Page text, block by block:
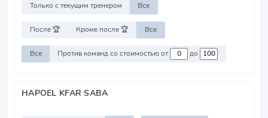
Только с текущим тренером Все
После 🏆 Кроме после 🏆 Все
Все Против команд со стоимостью от до
HAPOEL KFAR SABA